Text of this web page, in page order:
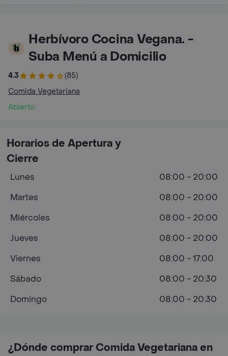
Herbívoro Cocina Vegana. -
Suba Menú a Domicilio
4.3
(85)
Comida Vegetariana
Abierto
¿Dónde comprar Comida Vegetariana en
Horarios de Apertura y
Cierre
Lunes
08:00 - 20:00
Martes
08:00 - 20:00
Miércoles
08:00 - 20:00
Jueves
08:00 - 20:00
Viernes
08:00 - 17:00
Sábado
08:00 - 20:30
Domingo
08:00 - 20:30